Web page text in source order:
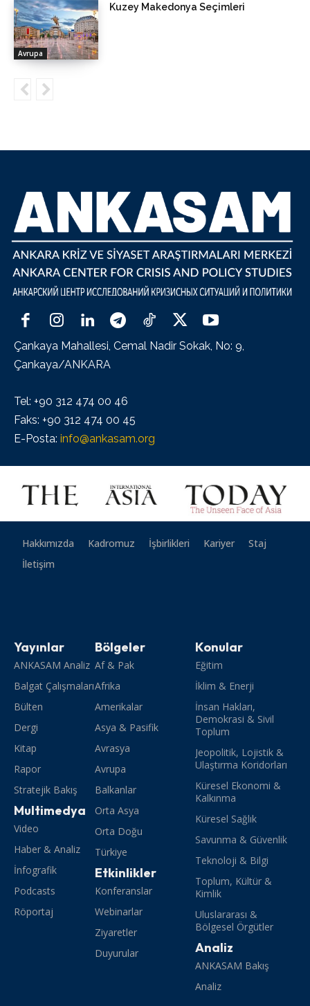
Avrupa
Kuzey Makedonya Seçimleri
Çankaya Mahallesi, Cemal Nadir Sokak, No: 9,
Çankaya/ANKARA
Tel: +90 312 474 00 46
Faks: +90 312 474 00 45
E-Posta: info@ankasam.org
Hakkımızda Kadromuz İşbirlikleri Kariyer
Staj
İletişim
Yayınlar
ANKASAM Analiz
Balgat Çalışmaları
Bülten
Dergi
Kitap
Rapor
Stratejik Bakış
Multimedya
Video
Haber & Analiz
İnfografik
Podcasts
Röportaj
Bölgeler
Af & Pak
Afrika
Amerikalar
Asya & Pasifik
Avrasya
Avrupa
Balkanlar
Orta Asya
Orta Doğu
Türkiye
Etkinlikler
Konferanslar
Webinarlar
Ziyaretler
Duyurular
Konular
Eğitim
İklim & Enerji
İnsan Hakları,
Demokrasi & Sivil
Toplum
Jeopolitik, Lojistik &
Ulaştırma Koridorları
Küresel Ekonomi &
Kalkınma
Küresel Sağlık
Savunma & Güvenlik
Teknoloji & Bilgi
Toplum, Kültür &
Kimlik
Uluslararası &
Bölgesel Örgütler
Analiz
ANKASAM Bakış
Analiz